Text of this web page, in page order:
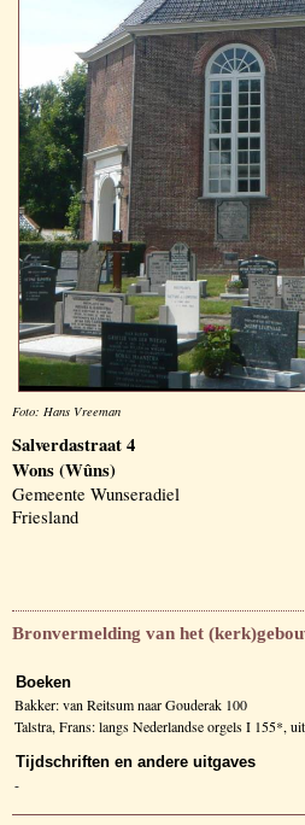
Foto: Hans Vreeman
Salverdastraat 4
Wons (Wûns)
Gemeente Wunseradiel
Friesland
Bronvermelding van het
Boeken
Bakker: van Reitsum naar Gouderak 100
Talstra, Frans: langs Nederlandse orgels I 155*,
Tijdschriften en andere uitgaves
-